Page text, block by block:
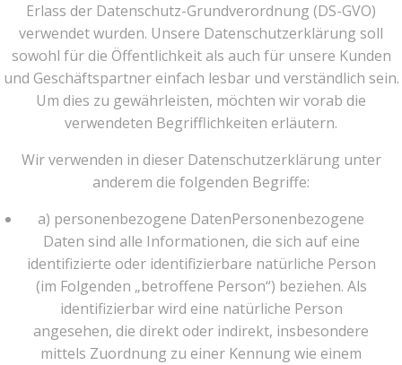
Erlass der Datenschutz-Grundverordnung (DS-GVO)
verwendet wurden. Unsere Datenschutzerklärung soll
sowohl für die Öffentlichkeit als auch für unsere Kunden
und Geschäftspartner einfach lesbar und verständlich sein.
Um dies zu gewährleisten, möchten wir vorab die
verwendeten Begrifflichkeiten erläutern.
Wir verwenden in dieser Datenschutzerklärung unter
anderem die folgenden Begriffe:
a) personenbezogene DatenPersonenbezogene
Daten sind alle Informationen, die sich auf eine
identifizierte oder identifizierbare natürliche Person
(im Folgenden „betroffene Person“) beziehen. Als
identifizierbar wird eine natürliche Person
angesehen, die direkt oder indirekt, insbesondere
mittels Zuordnung zu einer Kennung wie einem